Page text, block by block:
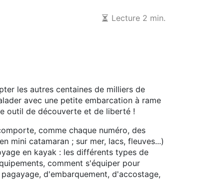
Lecture 2 min.
les autres centaines de milliers de
avec une petite embarcation à rame
outil de découverte et de liberté !
comme chaque numéro, des
mini catamaran ; sur mer, lacs, fleuves...)
en kayak : les différents types de
comment s'équiper pour
d'embarquement, d'accostage,